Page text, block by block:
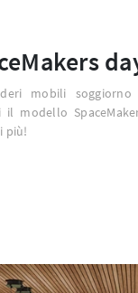
mobili
il modello
più!